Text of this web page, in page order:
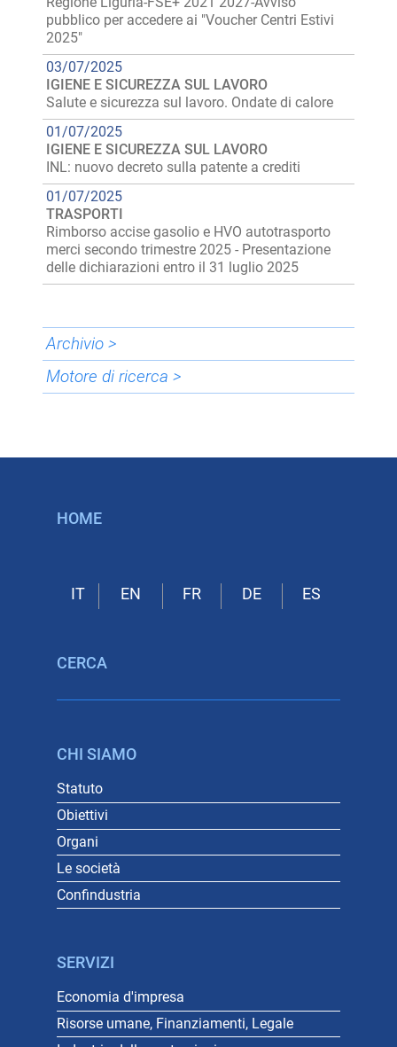
pubblico per accedere ai "Voucher Centri Estivi
2025"
03/07/2025
IGIENE E SICUREZZA SUL LAVORO
Salute e sicurezza sul lavoro. Ondate di calore
01/07/2025
IGIENE E SICUREZZA SUL LAVORO
INL: nuovo decreto sulla patente a crediti
01/07/2025
TRASPORTI
Rimborso accise gasolio e HVO autotrasporto
merci secondo trimestre 2025 - Presentazione
delle dichiarazioni entro il 31 luglio 2025
Archivio >
Motore di ricerca >
HOME
CERCA
CHI SIAMO
Statuto
Obiettivi
Organi
Le società
Confindustria
SERVIZI
Economia d'impresa
Risorse umane, Finanziamenti, Legale